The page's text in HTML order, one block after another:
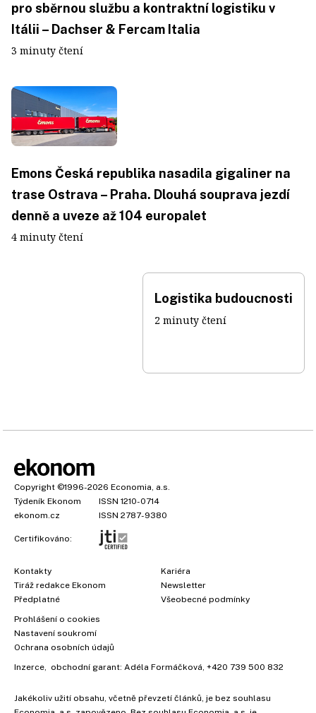
pro sběrnou službu a kontraktní logistiku v
Itálii – Dachser & Fercam Italia
3 minuty čtení
Emons Česká republika nasadila gigaliner na
trase Ostrava – Praha. Dlouhá souprava jezdí
denně a uveze až 104 europalet
4 minuty čtení
Logistika budoucnosti
2 minuty čtení
Copyright ©1996-2026 Economia, a.s.
Týdeník Ekonom
ISSN 1210-0714
ekonom.cz
ISSN 2787-9380
Certifikováno:
Kontakty
Tiráž redakce Ekonom
Předplatné
Kariéra
Newsletter
Všeobecné podmínky
Prohlášení o cookies
Nastavení soukromí
Ochrana osobních údajů
Inzerce , obchodní garant: Adéla Formáčková +420 739 500 832
Jakékoliv užití obsahu, včetně převzetí článků, je bez souhlasu